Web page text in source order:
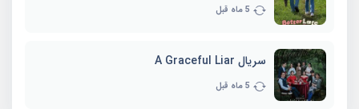
5 ماه قبل
سریال A Graceful Liar
5 ماه قبل